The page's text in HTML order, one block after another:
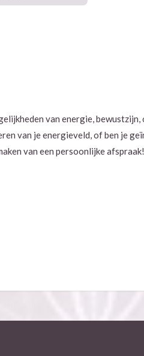
van energie,
van je energieveld, of ben je
van een persoonlijke afspraak!